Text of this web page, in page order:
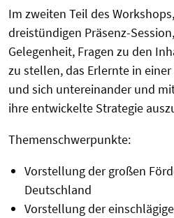
Im zweiten Teil des
dreistündigen Präsenz-
Gelegenheit, Fragen zu den
zu stellen, das Erlernte in
und sich untereinander und
ihre entwickelte Strategie
Themenschwerpunkte:
Vorstellung der großen
Deutschland
Vorstellung der